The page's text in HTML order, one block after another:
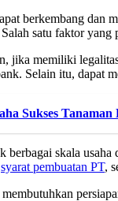
berkembang
satu faktor
jika memiliki
Selain itu, dapat
Sukses
berbagai skala
syarat pembuatan PT,